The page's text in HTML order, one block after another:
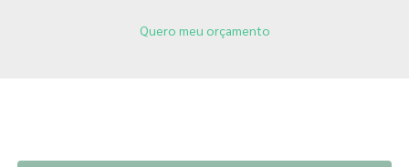
Quero meu orçamento